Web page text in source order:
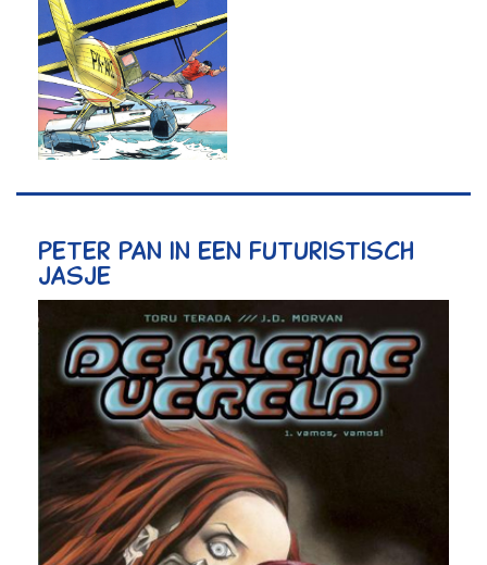
Peter Pan in een futuristisch
jasje